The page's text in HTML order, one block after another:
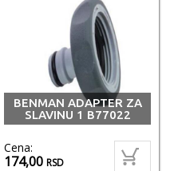
BENMAN ADAPTER ZA
SLAVINU 1 B77022
Cena:
174,00RSD